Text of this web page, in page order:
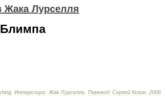
Жака Лурселля
Интерсоцис Жак Лурселль Перевод: Сергей Козин 2009